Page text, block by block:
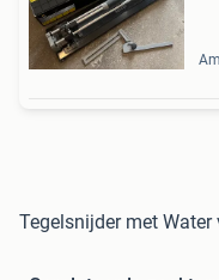
Tegelsnijder met